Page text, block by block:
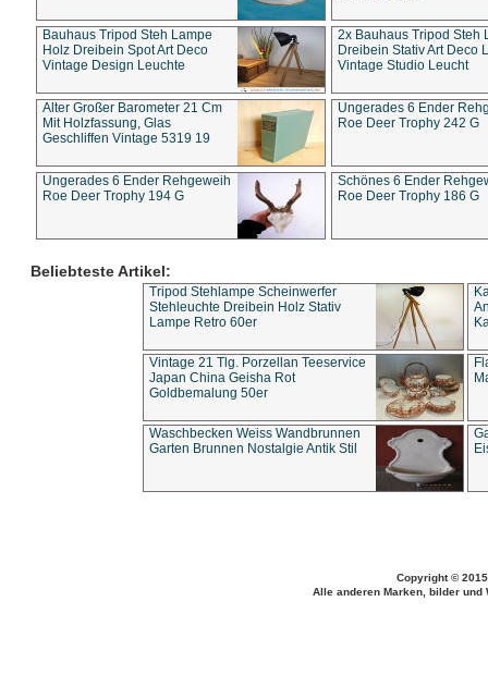
Bauhaus Tripod Steh Lampe
Holz Dreibein Spot Art Deco
Vintage Design Leuchte
2x Bauhaus Tripod Steh
Dreibein Stativ Art Deco
Vintage Studio Leucht
Alter Großer Barometer 21 Cm
Mit Holzfassung, Glas
Geschliffen Vintage 5319 19
Ungerades 6 Ender
Roe Deer Trophy 242 G
Ungerades 6 Ender Rehgeweih
Roe Deer Trophy 194 G
Schönes 6 Ender
Roe Deer Trophy 186 G
Beliebteste Artikel:
Tripod Stehlampe Scheinwerfer
Stehleuchte Dreibein Holz Stativ
Lampe Retro 60er
Vintage 21 Tlg. Porzellan Teeservice
Japan China Geisha Rot
Goldbemalung 50er
Waschbecken Weiss Wandbrunnen
Garten Brunnen Nostalgie Antik Stil
Copyright ©
Alle anderen Marken, bilder und